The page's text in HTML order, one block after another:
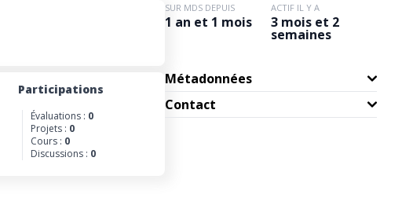
Participations
Évaluations : 0
Projets : 0
Cours : 0
Discussions : 0
SUR MDS DEPUIS
1 an et 1 mois
ACTIF IL Y A
3 mois et 2
semaines
Métadonnées
Contact